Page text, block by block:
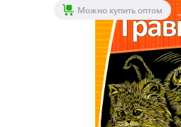
Доставка от 2 до 3 дней
Можно купить оптом